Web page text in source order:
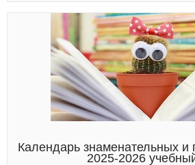
Календарь знаменательных и
2025-2026